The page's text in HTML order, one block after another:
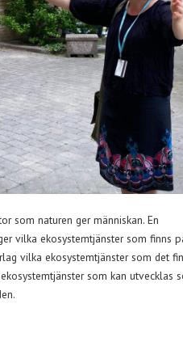
som naturen ger människan. En
vilka ekosystemtjänster som finns
vilka ekosystemtjänster som det
som kan utvecklas